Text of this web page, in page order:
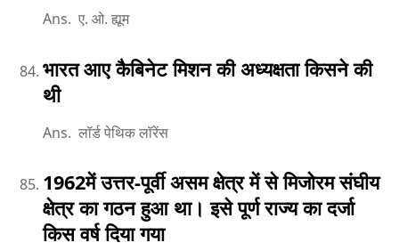
Ans. ए. ओ. ह्यूम
भारत आए कैबिनेट मिशन की अध्यक्षता किसने की
थी
Ans. लॉर्ड पेथिक लॉरेंस
1962में उत्तर-पूर्वी असम क्षेत्र में से मिजोरम संघीय
क्षेत्र का गठन हुआ था। इसे पूर्ण राज्य का दर्जा
किस वर्ष दिया गया